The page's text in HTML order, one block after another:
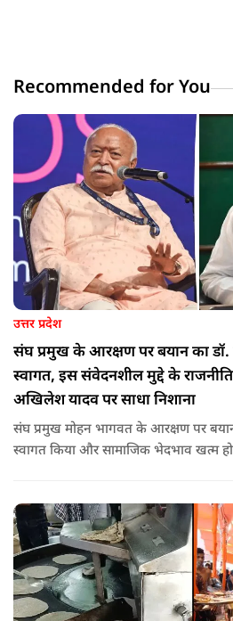
Recommended for You
उत्तर प्रदेश
संघ प्रमुख के आरक्षण पर बयान का डॉ.
स्वागत, इस संवेदनशील मुद्दे के
अखिलेश यादव पर साधा निशाना
संघ प्रमुख मोहन भागवत के आरक्षण पर
स्वागत किया और सामाजिक भेदभाव खत्म